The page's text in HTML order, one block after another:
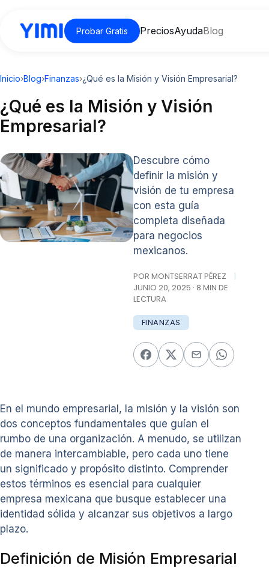
Probar Gratis PreciosAyudaBlog
Inicio›Blog›Finanzas›¿Qué es la Misión y Visión Empresarial?
¿Qué es la Misión y Visión
Empresarial?
Descubre cómo
definir la misión y
visión de tu empresa
con esta guía
completa diseñada
para negocios
mexicanos.
POR MONTSERRAT PÉREZ
|
JUNIO 20, 2025 · 8 MIN DE
LECTURA
FINANZAS
En el mundo empresarial, la misión y la visión son
dos conceptos fundamentales que guían el
rumbo de una organización. A menudo, se utilizan
de manera intercambiable, pero cada uno tiene
un significado y propósito distinto. Comprender
estos términos es esencial para cualquier
empresa mexicana que busque establecer una
identidad sólida y alcanzar sus objetivos a largo
plazo.
Definición de Misión Empresarial